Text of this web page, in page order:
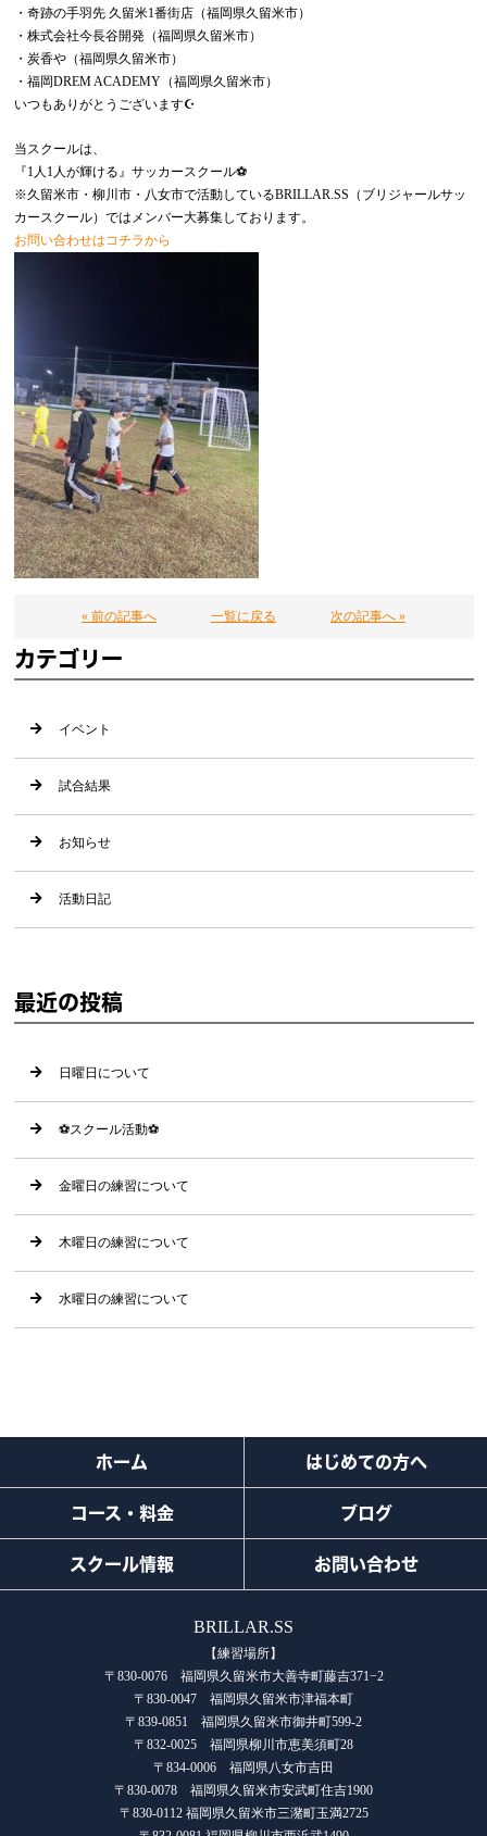
・奇跡の手羽先 久留米1番街店（福岡県久留米市）
・株式会社今長谷開発（福岡県久留米市）
・炭香や（福岡県久留米市）
・福岡DREM ACADEMY（福岡県久留米市）
いつもありがとうございます☪️
当スクールは、
『1人1人が輝ける』サッカースクール⚽️
※久留米市・柳川市・八女市で活動しているBRILLAR.SS（ブリジャールサッ
カースクール）ではメンバー大募集しております。
お問い合わせはコチラから
« 前の記事へ 一覧に戻る 次の記事へ »
カテゴリー
イベント
試合結果
お知らせ
活動日記
最近の投稿
日曜日について
⚽️スクール活動⚽️
金曜日の練習について
木曜日の練習について
水曜日の練習について
ホーム はじめての方へ
コース・料金 ブログ
スクール情報 お問い合わせ
BRILLAR.SS
【練習場所】
〒830-0076 福岡県久留米市大善寺町藤吉371−2
〒830-0047 福岡県久留米市津福本町
〒839-0851 福岡県久留米市御井町599-2
〒832-0025 福岡県柳川市恵美須町28
〒834-0006 福岡県八女市吉田
〒830-0078 福岡県久留米市安武町住吉1900
〒830-0112 福岡県久留米市三潴町玉満2725